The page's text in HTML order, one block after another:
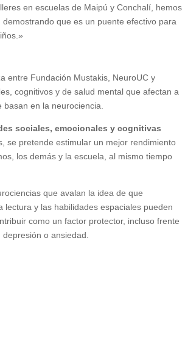
en escuelas de Maipú y Conchalí, hemos
que es un puente efectivo para
entre Fundación Mustakis, NeuroUC y
cognitivos y de salud mental que afectan a
en la neurociencia.
sociales, emocionales y cognitivas
se pretende estimular un mejor rendimiento
los demás y la escuela, al mismo tiempo
que avalan la idea de que
y las habilidades espaciales pueden
como un factor protector, incluso frente
o ansiedad.